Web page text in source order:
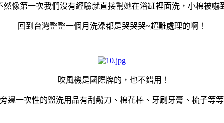
然像第一次我們沒有經驗就直接幫她在浴缸裡面洗，小棉被嚇
回到台灣整整一個月洗澡都是哭哭哭~超難處理的啊！
吹風機是國際牌的，也不錯用！
旁邊一次性的盥洗用品有刮鬍刀、棉花棒、牙刷牙膏、梳子等等